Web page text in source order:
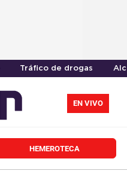
Tráfico de drogas
EN VIVO
HEMEROTECA